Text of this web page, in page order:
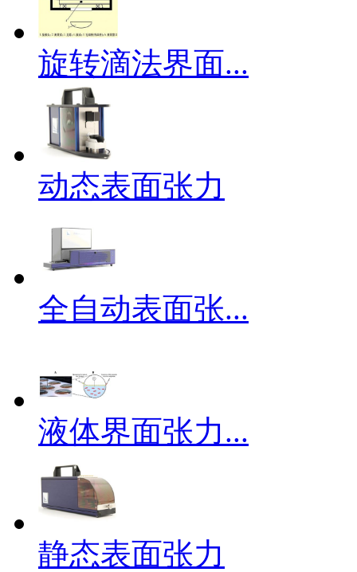
旋转滴法界面...
动态表面张力
全自动表面张...
液体界面张力...
静态表面张力